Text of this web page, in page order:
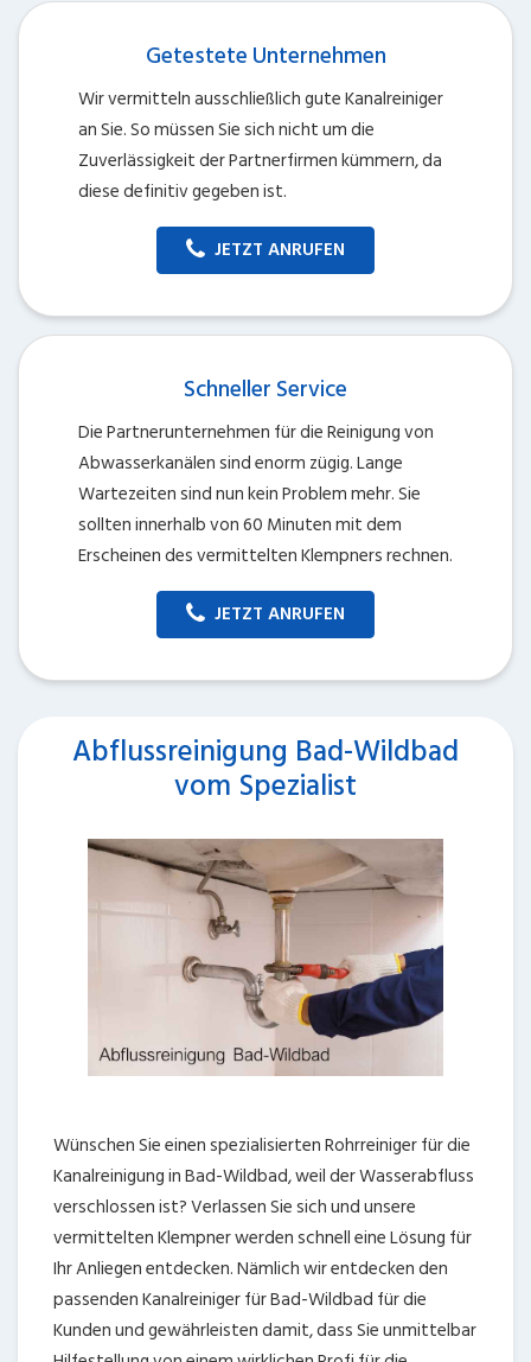
Getestete Unternehmen
Wir vermitteln ausschließlich gute Kanalreiniger
an Sie. So müssen Sie sich nicht um die
Zuverlässigkeit der Partnerfirmen kümmern, da
diese definitiv gegeben ist.
JETZT ANRUFEN
Schneller Service
Die Partnerunternehmen für die Reinigung von
Abwasserkanälen sind enorm zügig. Lange
Wartezeiten sind nun kein Problem mehr. Sie
sollten innerhalb von 60 Minuten mit dem
Erscheinen des vermittelten Klempners rechnen.
JETZT ANRUFEN
Abflussreinigung Bad-Wildbad
vom Spezialist
Wünschen Sie einen spezialisierten Rohrreiniger für die
Kanalreinigung in Bad-Wildbad, weil der Wasserabfluss
verschlossen ist? Verlassen Sie sich und unsere
vermittelten Klempner werden schnell eine Lösung für
Ihr Anliegen entdecken. Nämlich wir entdecken den
passenden Kanalreiniger für Bad-Wildbad für die
Kunden und gewährleisten damit, dass Sie unmittelbar